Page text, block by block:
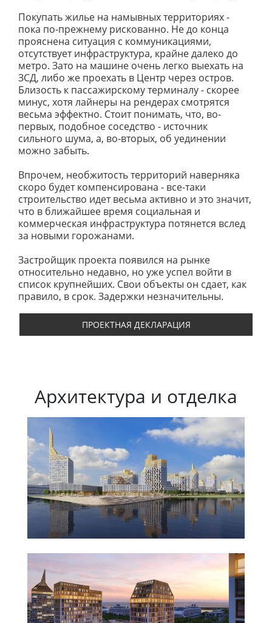
Покупать жилье на намывных территориях -
пока по-прежнему рискованно. Не до конца
прояснена ситуация с коммуникациями,
отсутствует инфраструктура, крайне далеко до
метро. Зато на машине очень легко выехать на
ЗСД, либо же проехать в Центр через остров.
Близость к пассажирскому терминалу - скорее
минус, хотя лайнеры на рендерах смотрятся
весьма эффектно. Стоит понимать, что, во-
первых, подобное соседство - источник
сильного шума, а, во-вторых, об уединении
можно забыть.
Впрочем, необжитость территорий наверняка
скоро будет компенсирована - все-таки
строительство идет весьма активно и это значит,
что в ближайшее время социальная и
коммерческая инфраструктура потянется вслед
за новыми горожанами.
Застройщик проекта появился на рынке
относительно недавно, но уже успел войти в
список крупнейших. Свои объекты он сдает, как
правило, в срок. Задержки незначительны.
ПРОЕКТНАЯ ДЕКЛАРАЦИЯ
Архитектура и отделка